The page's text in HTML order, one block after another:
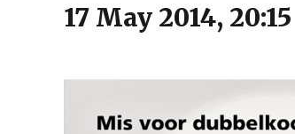
17 May 2014, 20:15